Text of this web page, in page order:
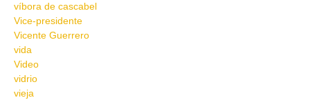
víbora de cascabel
Vice-presidente
Vicente Guerrero
vida
Video
vidrio
vieja